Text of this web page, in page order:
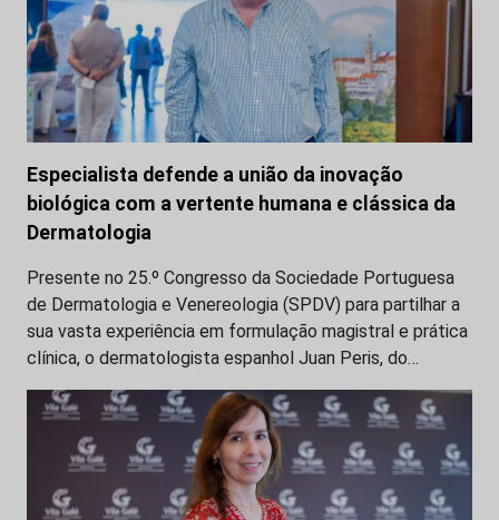
Especialista defende a união da inovação
biológica com a vertente humana e clássica da
Dermatologia
Presente no 25.º Congresso da Sociedade Portuguesa
de Dermatologia e Venereologia (SPDV) para partilhar a
sua vasta experiência em formulação magistral e prática
clínica, o dermatologista espanhol Juan Peris, do…